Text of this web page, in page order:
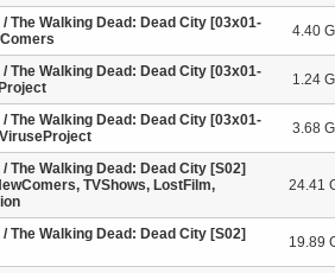
Walking Dead: Dead City [03x01-
4.40
Walking Dead: Dead City [03х01-
1.24
Walking Dead: Dead City [03х01-
3.68
Walking Dead: Dead City [S02]
TVShows, LostFilm,
24.41
Walking Dead: Dead City [S02]
19.89